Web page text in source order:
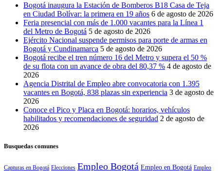
Bogotá inaugura la Estación de Bomberos B18 Casa de Teja
en Ciudad Bolívar: la primera en 19 años 6 de agosto de 2026
Feria presencial con más de 1.000 vacantes para la Línea 1
del Metro de Bogotá 5 de agosto de 2026
Ejército Nacional suspende permisos para porte de armas en
Bogotá y Cundinamarca 5 de agosto de 2026
Bogotá recibe el tren número 16 del Metro y supera el 50 %
de su flota con un avance de obra del 80,37 % 4 de agosto de
2026
Agencia Distrital de Empleo abre convocatoria con 1.395
vacantes en Bogotá, 838 plazas sin experiencia 3 de agosto de
2026
Conoce el Pico y Placa en Bogotá: horarios, vehículos
habilitados y recomendaciones de seguridad 2 de agosto de
2026
Busquedas comunes
Capturas en Bogotá Elecciones Empleo Bogotá Empleo en Bogotá Empleo